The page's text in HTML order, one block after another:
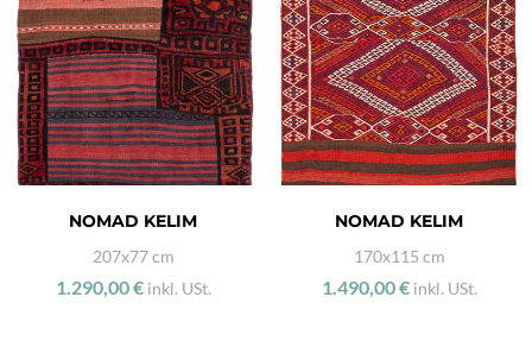
NOMAD KELIM
207x77 cm
1.290,00 € inkl. USt.
NOMAD KELIM
170x115 cm
1.490,00 € inkl. USt.